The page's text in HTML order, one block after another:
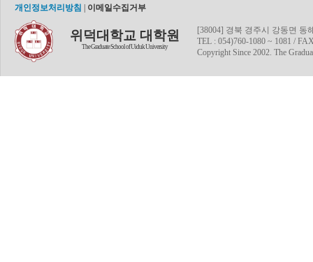
개인정보처리방침 이메일수집거부
위덕대학교 대학원
The Graduate School of Uiduk University
[38004] 경북 경주시 강동면 동
TEL : 054)760-1080 ~ 1081 /
Copyright Since 2002. The